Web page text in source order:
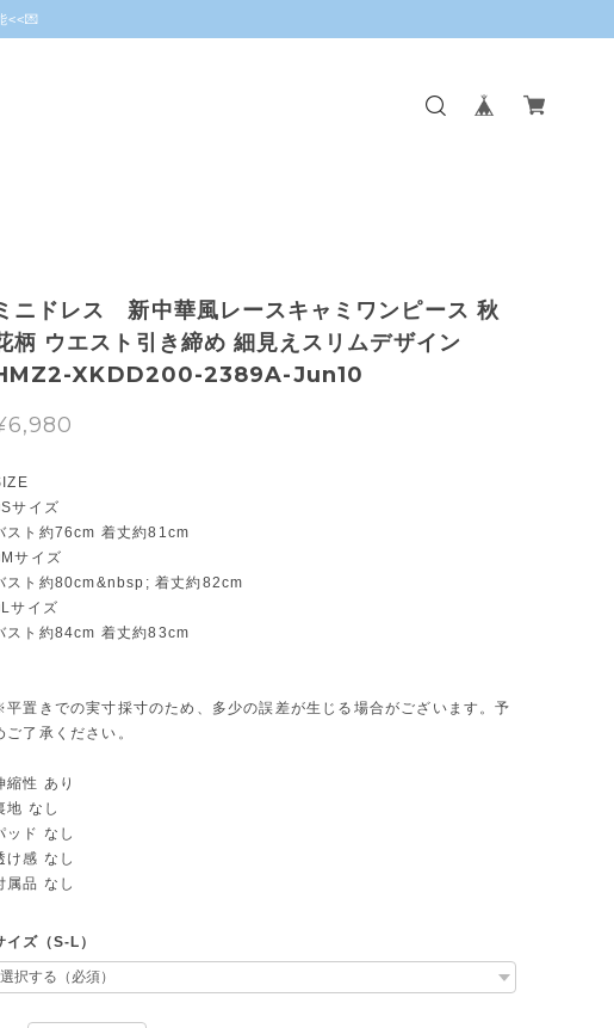
<<💌
ニドレス 新中華風レースキャミワンピース 秋
柄 ウエスト引き締め 細見えスリムデザイン
XKDD200-2389A-Jun10
サイズ
スト約76cm 着丈約81cm
サイズ
スト約80cm&nbsp; 着丈約82cm
サイズ
スト約84cm 着丈約83cm
置きでの実寸採寸のため、多少の誤差が生じる場合がございます。予
ご了承ください。
縮性 あり
地 なし
ッド なし
け感 なし
属品 なし
イズ（S-L）